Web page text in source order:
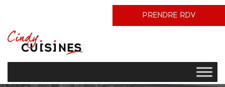
PRENDRE RDV